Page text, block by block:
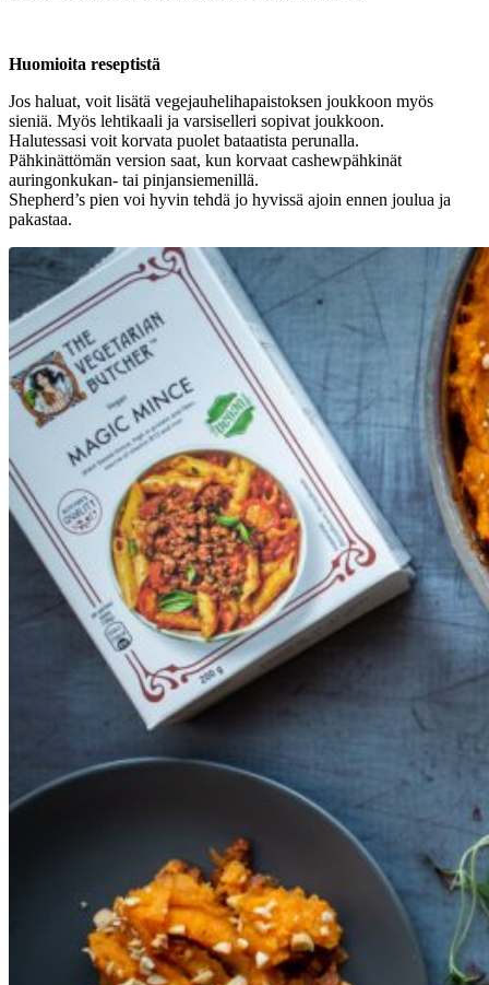
Huomioita reseptistä
Jos haluat, voit lisätä vegejauhelihapaistoksen joukkoon myös
sieniä. Myös lehtikaali ja varsiselleri sopivat joukkoon.
Halutessasi voit korvata puolet bataatista perunalla.
Pähkinättömän version saat, kun korvaat cashewpähkinät
auringonkukan- tai pinjansiemenillä.
Shepherd’s pien voi hyvin tehdä jo hyvissä ajoin ennen joulua ja
pakastaa.